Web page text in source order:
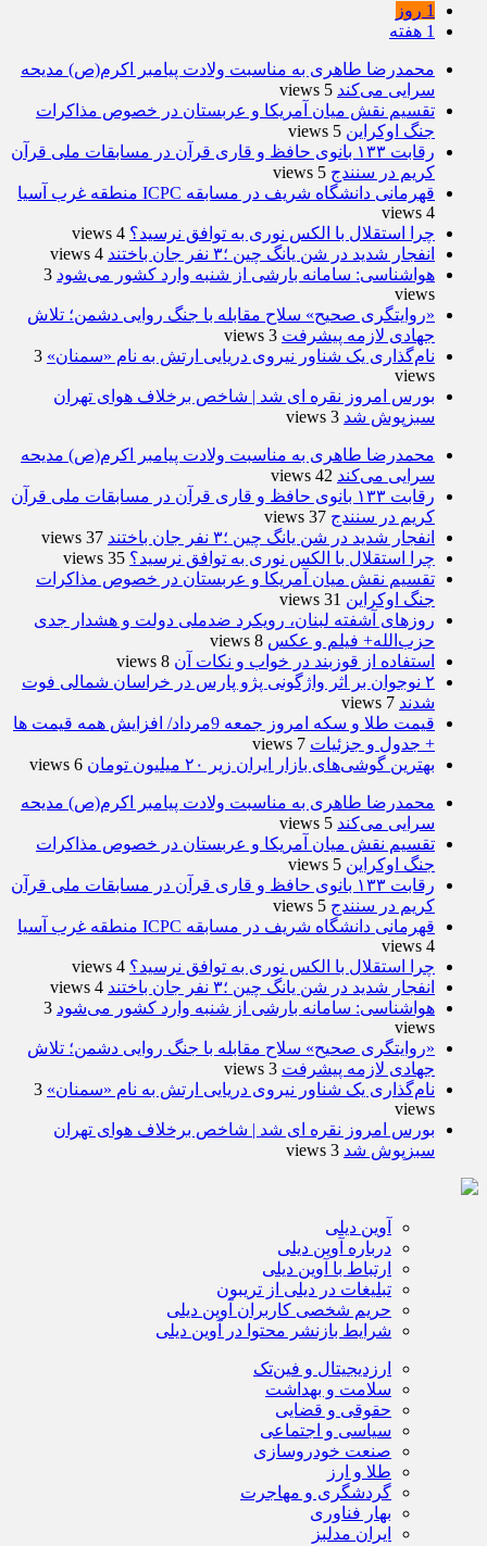
1 روز
1 هفته
محمدرضا طاهری به مناسبت ولادت پیامبر اکرم(ص) مدیحه
سرایی می‌کند 5 views
تقسیم نقش میان آمریکا و عربستان در خصوص مذاکرات
جنگ اوکراین 5 views
رقابت ۱۳۳ بانوی حافظ و قاری قرآن در مسابقات ملی قرآن
کریم در سنندج 5 views
قهرمانی دانشگاه شریف در مسابقه ICPC منطقه غرب آسیا
4 views
چرا استقلال با الکس نوری به توافق نرسید؟ 4 views
انفجار شدید در شن یانگ چین ؛۳ نفر جان باختند
4 views
هواشناسی: سامانه بارشی از شنبه وارد کشور می‌شود 3
views
«روایتگری صحیح» سلاح مقابله با جنگ روایی دشمن؛ تلاش
جهادی لازمه پیشرفت 3 views
نام‌گذاری یک شناور نیروی دریایی ارتش به نام «سمنان» 3
views
بورس امروز نقره ای شد | شاخص برخلاف هوای تهران
سبزپوش شد 3 views
محمدرضا طاهری به مناسبت ولادت پیامبر اکرم(ص) مدیحه
سرایی می‌کند 42 views
رقابت ۱۳۳ بانوی حافظ و قاری قرآن در مسابقات ملی قرآن
کریم در سنندج 37 views
انفجار شدید در شن یانگ چین ؛۳ نفر جان باختند
37 views
چرا استقلال با الکس نوری به توافق نرسید؟ 35 views
تقسیم نقش میان آمریکا و عربستان در خصوص مذاکرات
جنگ اوکراین 31 views
روزهای آشفته لبنان، رویکرد ضدملی دولت و هشدار جدی
حزب‌الله+ فیلم و عکس 8 views
استفاده از قوزبند در خواب و نکات آن 8 views
۲ نوجوان بر اثر واژگونی پژو پارس در خراسان شمالی فوت
شدند 7 views
قیمت طلا و سکه امروز جمعه 9مرداد/ افزایش همه قیمت ها
+ جدول و جزئیات 7 views
بهترین گوشی‌های بازار ایران زیر ۲۰ میلیون تومان
6 views
محمدرضا طاهری به مناسبت ولادت پیامبر اکرم(ص) مدیحه
سرایی می‌کند 5 views
تقسیم نقش میان آمریکا و عربستان در خصوص مذاکرات
جنگ اوکراین 5 views
رقابت ۱۳۳ بانوی حافظ و قاری قرآن در مسابقات ملی قرآن
کریم در سنندج 5 views
قهرمانی دانشگاه شریف در مسابقه ICPC منطقه غرب آسیا
4 views
چرا استقلال با الکس نوری به توافق نرسید؟ 4 views
انفجار شدید در شن یانگ چین ؛۳ نفر جان باختند
4 views
هواشناسی: سامانه بارشی از شنبه وارد کشور می‌شود 3
views
«روایتگری صحیح» سلاح مقابله با جنگ روایی دشمن؛ تلاش
جهادی لازمه پیشرفت 3 views
نام‌گذاری یک شناور نیروی دریایی ارتش به نام «سمنان» 3
views
بورس امروز نقره ای شد | شاخص برخلاف هوای تهران
سبزپوش شد 3 views
آوین دیلی
درباره آوین دیلی
ارتباط با آوین دیلی
تبلیغات در دیلی از تریبون
حریم شخصی کاربران آوین دیلی
شرایط بازنشر محتوا در آوین دیلی
ارزدیجیتال و فین‌تک
سلامت و بهداشت
حقوقی و قضایی
سیاسی و اجتماعی
صنعت خودروسازی
طلا و ارز
گردشگری و مهاجرت
بهار فناوری
ایران مدلبز